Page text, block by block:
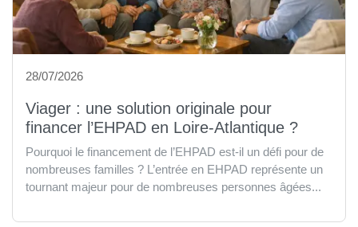
28/07/2026
Viager : une solution originale pour
financer l’EHPAD en Loire-Atlantique ?
Pourquoi le financement de l’EHPAD est-il un défi pour de
nombreuses familles ? L’entrée en EHPAD représente un
tournant majeur pour de nombreuses personnes âgées...